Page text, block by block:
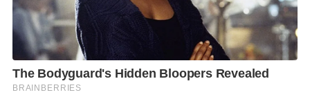
รวม 127.3 กม. อยู่ระหว่างดําเนินการ 120.2 กม. มีกํา
หนดแล้วเสร็จ ปี 2568 ได้แก่ (1) โครงการพื้นที่เมืองชั้น
ใน (2) โครงการในพื้นที่เชื่อมโยงระบบส่งระหว่าง สถานี
ไฟฟ้าต้นทาง และ (3) โครงการในพื้นที่ก่อสร้างร่วมกับ
หน่วยงานสาธารณูปโภคอื่น ตามแนวรถไฟฟ้า สายสีชมพู